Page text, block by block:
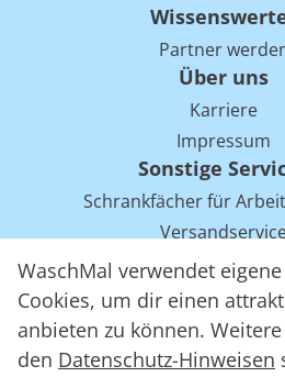
WaschMal verwendet
Cookies, um dir einen
anbieten zu können.
den Datenschutz-Hinweisen
Partner
Über uns
Karriere
Impressum
Sonstige
Schrankfächer für
Einsparpotentiale für Mietwäsche
Arbeitskleidung
WaschMal GmbH